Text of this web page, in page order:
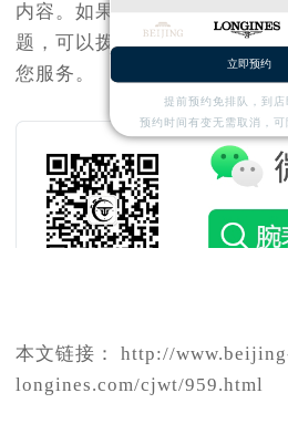
内容。如果您还有其他关于浪
题，可以拨打页面400电话进
您服务。
本文链接： http://
longines.com/cjwt/959.html
立即预约
提前预约免排队，到店
预约时间有变无需取消，可